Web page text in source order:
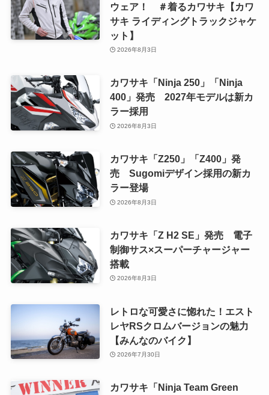
ウェア！ ＃着るカワサキ【カワ
サキ ライディングトラックジャケ
ット】
2026年8月3日
カワサキ「Ninja 250」「Ninja
400」発売 2027年モデルは新カ
ラー採用
2026年8月3日
カワサキ「Z250」「Z400」発
売 Sugomiデザイン採用の新カ
ラー登場
2026年8月3日
カワサキ「Z H2 SE」発売 電子
制御サス×スーパーチャージャー
搭載
2026年8月3日
レトロな可愛さに惚れた！エスト
レヤRSクロムバージョンの魅力
【みんなのバイク】
2026年7月30日
カワサキ「Ninja Team Green